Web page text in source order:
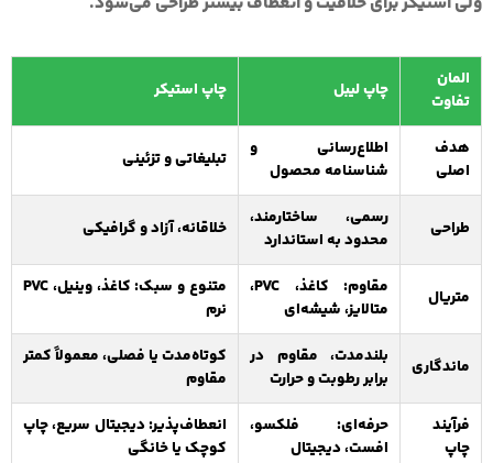
المان
تفاوت
چاپ لیبل چاپ استیکر
هدف
اصلی
اطلاع‌رسانی و
شناسنامه محصول
تبلیغاتی و تزئینی
طراحی
رسمی، ساختارمند،
محدود به استاندارد
خلاقانه، آزاد و گرافیکی
متریال
مقاوم: کاغذ، PVC،
متالایز، شیشه‌ای
متنوع و سبک: کاغذ، وینیل، PVC
نرم
ماندگاری
بلندمدت، مقاوم در
برابر رطوبت و حرارت
کوتاه‌مدت یا فصلی، معمولاً کمتر
مقاوم
فرآیند
چاپ
حرفه‌ای: فلکسو،
افست، دیجیتال
انعطاف‌پذیر: دیجیتال سریع، چاپ
کوچک یا خانگی